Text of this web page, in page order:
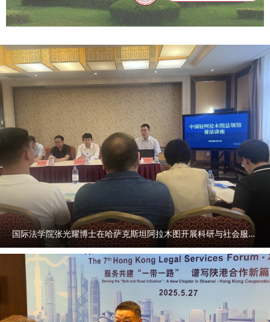
国际法学院张光耀博士在哈萨克斯坦阿拉木图开展科研与社会服务活动